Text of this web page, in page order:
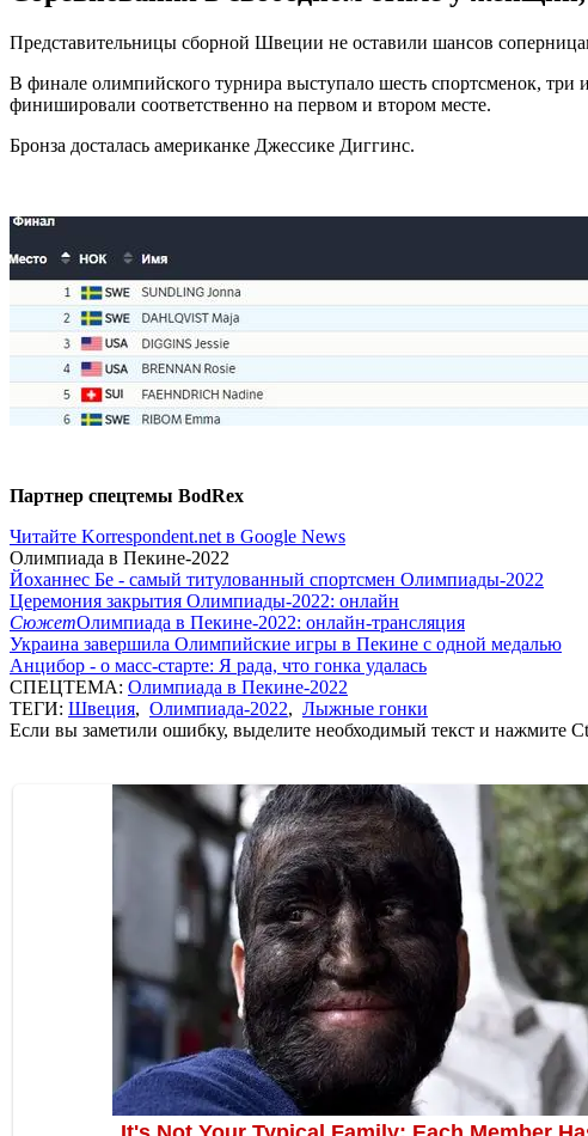
Представительницы сборной Швеции не оставили шансов
В финале олимпийского турнира выступало шесть спортсменок,
финишировали соответственно на первом и втором месте.
Бронза досталась американке Джессике Диггинс.
Партнер спецтемы BodRex
Читайте Korrespondent.net в Google News
Олимпиада в Пекине-2022
Йоханнес Бе - самый титулованный спортсмен Олимпиады-2022
Церемония закрытия Олимпиады-2022: онлайн
СюжетОлимпиада в Пекине-2022: онлайн-трансляция
Украина завершила Олимпийские игры в Пекине с одной медалью
Анцибор - о масс-старте: Я рада, что гонка удалась
СПЕЦТЕМА: Олимпиада в Пекине-2022
ТЕГИ: Швеция, Олимпиада-2022, Лыжные гонки
Если вы заметили ошибку, выделите необходимый текст и нажмите